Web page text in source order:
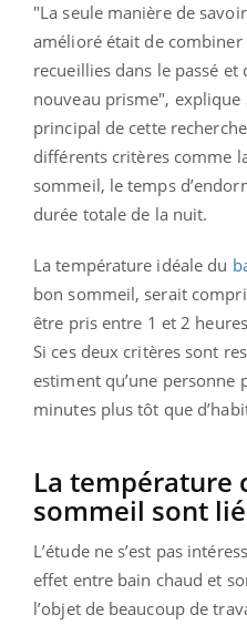
"La seule manière de
amélioré était de combiner
recueillies dans le passé
nouveau prisme", explique
principal de cette
différents critères comme
sommeil, le temps
durée totale de la nuit.
La température idéale du
bon sommeil, serait
être pris entre 1 et 2
Si ces deux critères sont
estiment qu’une personne
minutes plus tôt que
La température
sommeil sont
L’étude ne s’est pas
effet entre bain chaud et
l’objet de beaucoup de